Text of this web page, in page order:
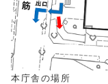
本庁舎の場所